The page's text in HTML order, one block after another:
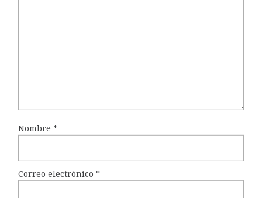
Nombre *
Correo electrónico *